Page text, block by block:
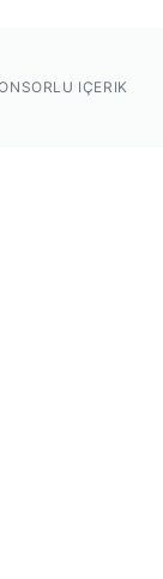
IÇERIK